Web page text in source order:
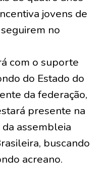
jovens de
no
com o suporte
do Estado do
da federação,
presente na
assembleia
buscando
acreano.